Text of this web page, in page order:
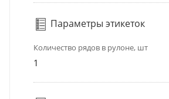
Параметры этикеток
Количество рядов в рулоне, шт
1